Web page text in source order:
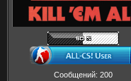
Сообщений: 200